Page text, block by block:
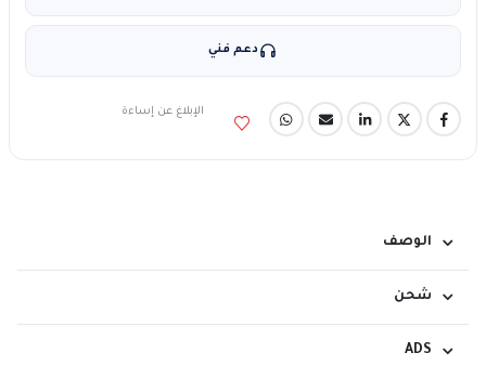
دعم فني
الإبلاغ عن إساءة
الوصف
شحن
ADS